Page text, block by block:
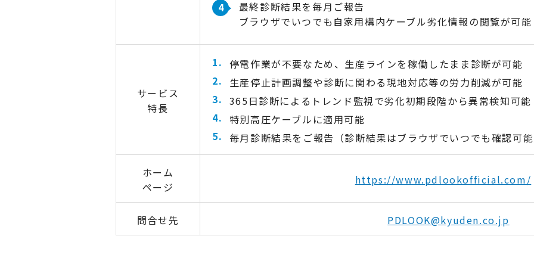
最終診断結果を毎月ご報告
ブラウザでいつでも自家用構内ケーブル劣化情報の閲覧が可能
サービス
特長
停電作業が不要なため、生産ラインを稼働したまま診断が可能
生産停止計画調整や診断に関わる現地対応等の労力削減が可能
365日診断によるトレンド監視で劣化初期段階から異常検知可能
特別高圧ケーブルに適用可能
毎月診断結果をご報告（診断結果はブラウザでいつでも確認可
ホーム
ページ
https://www.pdlookofficial.com/
問合せ先 PDLOOK@kyuden.co.jp